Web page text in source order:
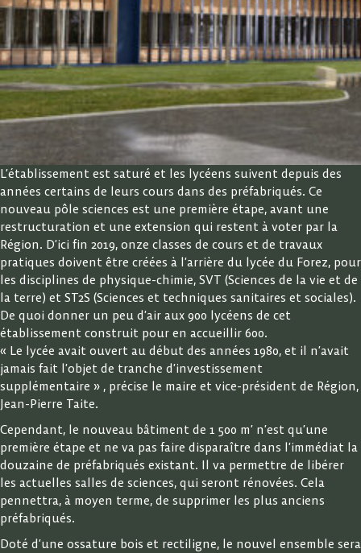
L’établissement est saturé et les lycéens suivent depuis des
années certains de leurs cours dans des préfabriqués. Ce
nouveau pôle sciences est une première étape, avant une
restructuration et une extension qui restent à voter par la
Région. D’ici fin 2019, onze classes de cours et de travaux
pratiques doivent être créées à l’arrière du lycée du Forez, pour
les disciplines de physique-chimie, SVT (Sciences de la vie et de
la terre) et ST2S (Sciences et techniques sanitaires et sociales).
De quoi donner un peu d’air aux 900 lycéens de cet
établissement construit pour en accueillir 600.
« Le lycée avait ouvert au début des années 1980, et il n’avait
jamais fait l’objet de tranche d’investissement
supplémentaire » , précise le maire et vice-président de Région,
Jean-Pierre Taite.
Cependant, le nouveau bâtiment de 1 500 m’ n’est qu’une
première étape et ne va pas faire disparaître dans l’immédiat la
douzaine de préfabriqués existant. Il va permettre de libérer
les actuelles salles de sciences, qui seront rénovées. Cela
pennettra, à moyen terme, de supprimer les plus anciens
préfabriqués.
Doté d’une ossature bois et rectiligne, le nouvel ensemble sera